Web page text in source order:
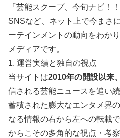
『芸能スクープ、今旬ナビ！
SNSなど、ネット上で今まさ
ーテインメントの動向をわか
メディアです。
1. 運営実績と独自の視点
当サイトは2010年の開設以来
信される芸能ニュースを追い
蓄積された膨大なエンタメ界
なる情報の右から左への転載
からこその多角的な視点・考